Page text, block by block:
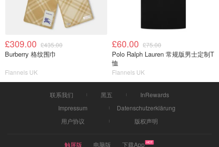
£309.00 £435.00
Burberry 格纹围巾
Flannels UK
£60.00 £75.00
Polo Ralph Lauren 常规版男士定制T
恤
Flannels UK
联系我们 黑五
InRewards
Impressum
Datenschutzerklärung
用户协议
版权声明
触屏版 电脑版 下载App